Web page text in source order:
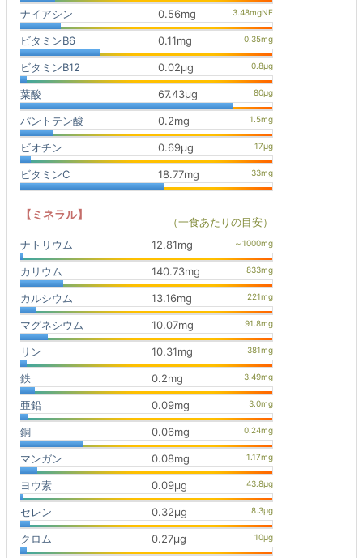
ナイアシン 0.56mg
ビタミンB6 0.11mg
ビタミンB12 0.02μg
葉酸 67.43μg
パントテン酸 0.2mg
ビオチン 0.69μg
ビタミンC 18.77mg
【ミネラル】
（一食あたりの目安）
ナトリウム
12.81mg
カリウム 140.73mg
カルシウム 13.16mg
マグネシウム 10.07mg
リン 10.31mg
鉄 0.2mg
亜鉛 0.09mg
銅 0.06mg
マンガン 0.08mg
ヨウ素 0.09μg
セレン 0.32μg
クロム 0.27μg